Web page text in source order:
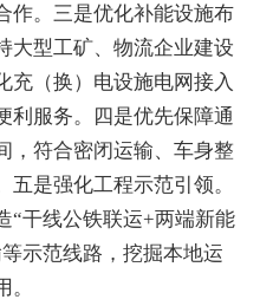
作。三是优化补能设施布
大型工矿、物流企业建设
充（换）电设施电网接入
利服务。四是优先保障通
，符合密闭运输、车身整
是强化工程示范引领。
“干线公铁联运+两端新能
示范线路，挖掘本地运